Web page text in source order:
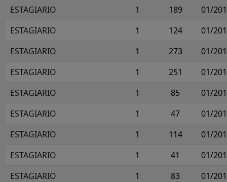
ESTAGIARIO
1 189
01/
ESTAGIARIO
1 124
01/
ESTAGIARIO
1 273
01/
ESTAGIARIO
1 251
01/
ESTAGIARIO
1 85
01/
ESTAGIARIO
1 47
01/
ESTAGIARIO
1 114
01/
ESTAGIARIO
1 41
01/
ESTAGIARIO
1 83
01/